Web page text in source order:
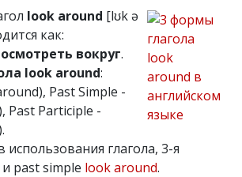
look around [lʊk ə
как:
вокруг.
look around:
Past Simple -
Past Participle -
глагола, 3-я
past simple look around.